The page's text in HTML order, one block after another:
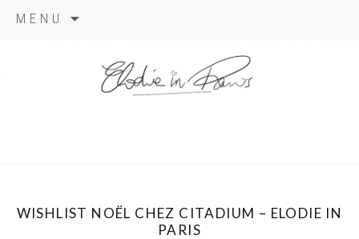
MENU
WISHLIST NOËL CHEZ CITADIUM – ELODIE IN
PARIS